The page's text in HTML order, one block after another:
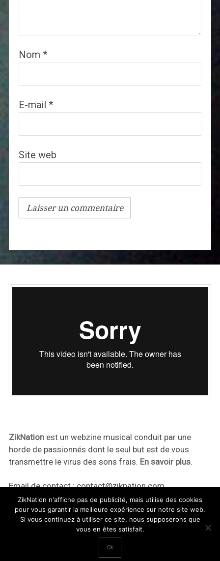
Nom *
E-mail *
Site web
ZikNationest un webzine musical conduit par une
horde de passionnés dont le seul but est de vous
transmettre le virus des sons frais. En savoir plus.
Email de contact :contact@ziknation.com
ZikNation n'affiche pas de publicité, mais utilise des cookies
pour vous garantir la meilleure expérience sur notre site web.
Si vous continuez à utiliser ce site, nous supposerons que
vous en êtes satisfait.
Ok